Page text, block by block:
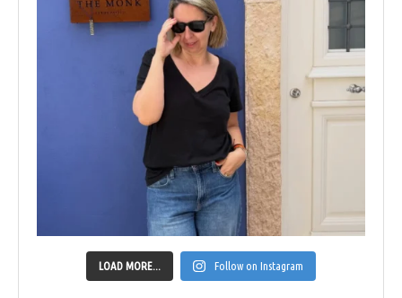
LOAD MORE... Follow on Instagram